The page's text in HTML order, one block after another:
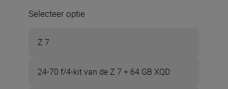
Selecteer optie
Z 7
24-70 f/4-kit van de Z 7 + 64 GB XQD